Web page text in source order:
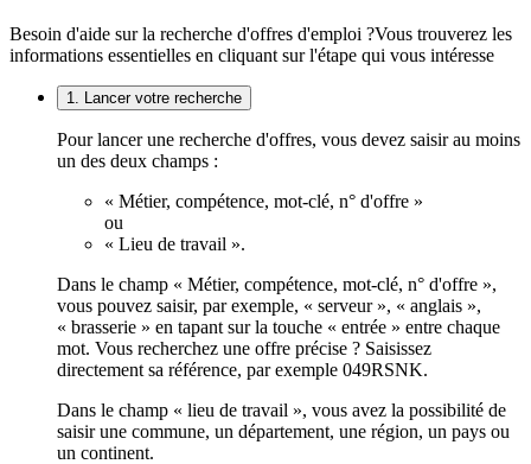
Besoin d'aide sur la recherche d'offres d'emploi ?Vous trouverez les
informations essentielles en cliquant sur l'étape qui vous intéresse
1. Lancer votre recherche
Pour lancer une recherche d'offres, vous devez saisir au moins
un des deux champs :
« Métier, compétence, mot-clé, n° d'offre »
ou
« Lieu de travail ».
Dans le champ « Métier, compétence, mot-clé, n° d'offre »,
vous pouvez saisir, par exemple, « serveur », « anglais »,
« brasserie » en tapant sur la touche « entrée » entre chaque
mot. Vous recherchez une offre précise ? Saisissez
directement sa référence, par exemple 049RSNK.
Dans le champ « lieu de travail », vous avez la possibilité de
saisir une commune, un département, une région, un pays ou
un continent.